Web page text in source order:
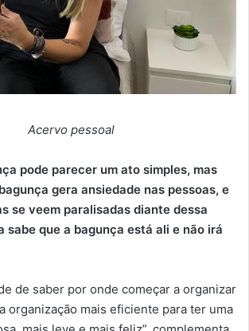
Acervo pessoal
pode parecer um ato simples, mas
gera ansiedade nas pessoas, e
se veem paralisadas diante dessa
sabe que a bagunça está ali e não irá
de saber por onde começar a organizar
organização mais eficiente para ter uma